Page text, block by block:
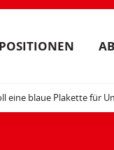
POSITIONEN
eine blaue Plakette für